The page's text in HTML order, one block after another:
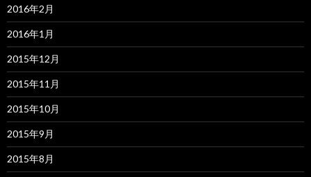
2016年2月
2016年1月
2015年12月
2015年11月
2015年10月
2015年9月
2015年8月